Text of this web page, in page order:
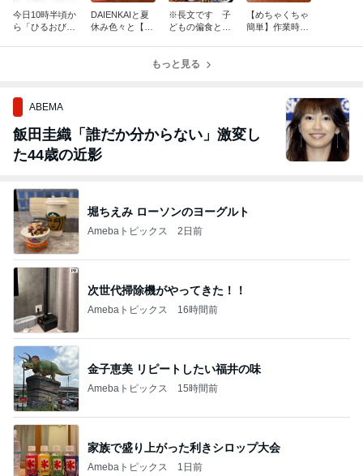
今日10時半頃か
ら「ひるおび」
DAIENKAIと夏
休み色々と【包
※長文です 子
どもの偏食とか
り切るレシピ】
【めちゃくちゃ
簡単】作業時間
もっと見る
ABEMA
飯田圭織「誰だか分からない」激変し
た44歳の近影
堀ちえみ ローソンのヨーグルト
Amebaトピックス 2日前
次世代掃除機がやってきた！！
Amebaトピックス 16時間前
金子恵美 リピートしたい福井の味
Amebaトピックス 15時間前
家族で盛り上がった利きシロップ大会
Amebaトピックス 1日前